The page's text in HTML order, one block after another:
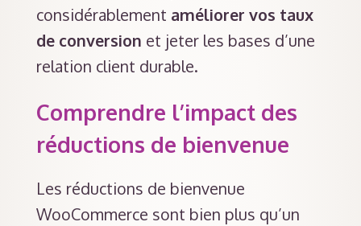
considérablement améliorer vos taux
de conversion et jeter les bases d’une
relation client durable.
Comprendre l’impact des
réductions de bienvenue
Les réductions de bienvenue
WooCommerce sont bien plus qu’un